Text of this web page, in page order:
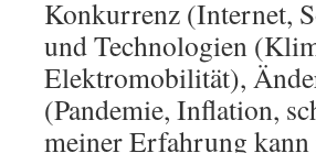
Konkurrenz (Internet,
und Technologien
Elektromobilität),
(Pandemie, Inflation,
meiner Erfahrung